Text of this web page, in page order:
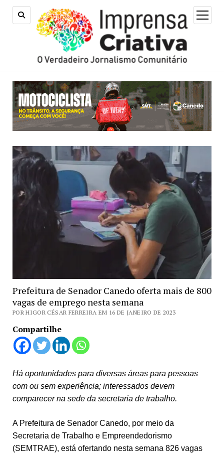
open
menu
Prefeitura de Senador Canedo oferta mais de 800
vagas de emprego nesta semana
POR HIGOR CÉSAR FERREIRA EM 16 DE JANEIRO DE 2023
Compartilhe
Há oportunidades para diversas áreas para pessoas
com ou sem experiência; interessados devem
comparecer na sede da secretaria de trabalho.
A Prefeitura de Senador Canedo, por meio da
Secretaria de Trabalho e Empreendedorismo
(SEMTRAE), está ofertando nesta semana 826 vagas